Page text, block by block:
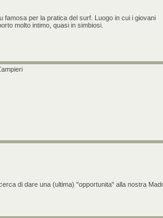
famosa per la pratica del surf. Luogo in cui i giovani
molto intimo, quasi in simbiosi.
di dare una (ultima) "opportunita" alla nostra